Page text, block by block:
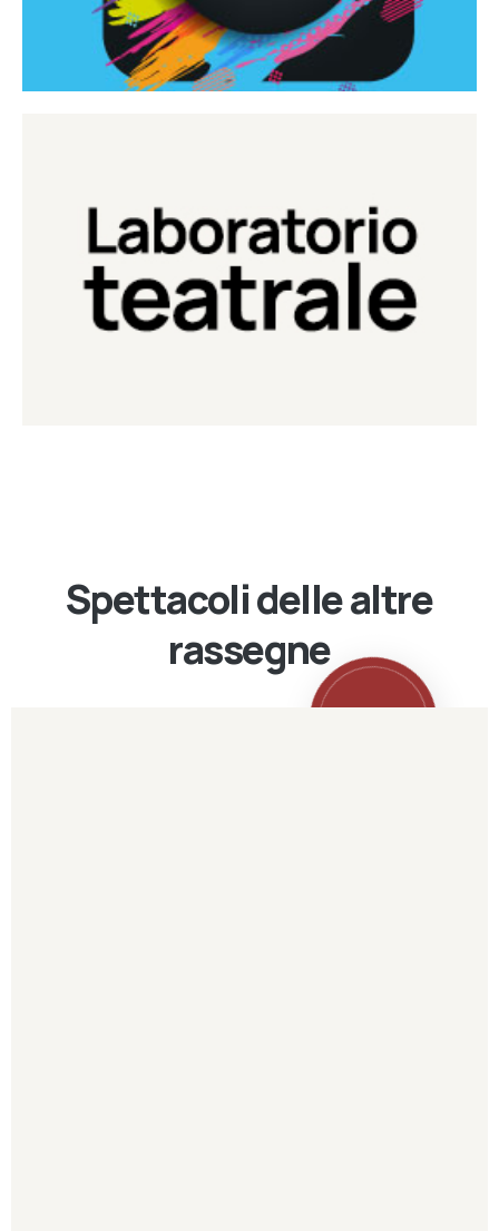
Laboratorio Teatrale
Laboratorio di teatro del Teatro Eduardo de Filippo
Continua
Spettacoli delle altre
rassegne